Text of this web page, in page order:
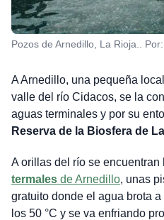
Pozos de Arnedillo, La Rioja..
A Arnedillo, una pequeña
valle del río Cidacos, se la
aguas terminales y por su
Reserva de la Biosfera de
A orillas del río se encuentran
termalesde Arnedillo, unas
gratuito donde el agua brota
los 50 °C y se va enfriando